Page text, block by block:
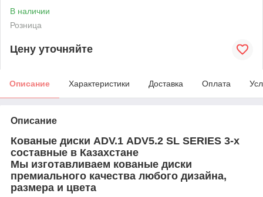
В наличии
Розница
Цену уточняйте
Описание Характеристики Доставка Оплата
Описание
Кованые диски ADV.1 ADV5.2 SL SERIES 3-х
составные в Казахстане
Мы изготавливаем кованые диски
премиального качества любого дизайна,
размера и цвета